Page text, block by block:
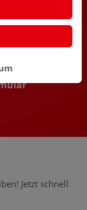
KG erfahren?
Jetzt schnell